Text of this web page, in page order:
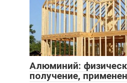
Алюминий:
получение,